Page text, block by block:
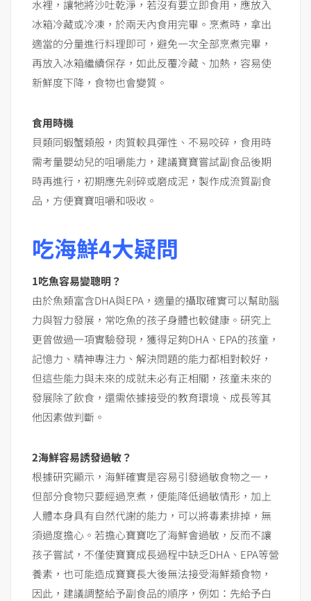
水裡，讓牠將沙吐乾淨，若沒有要立即食用，應放入
冰箱冷藏或冷凍，於兩天內食用完畢。烹煮時，拿出
適當的分量進行料理即可，避免一次全部烹煮完畢，
再放入冰箱繼續保存，如此反覆冷藏、加熱，容易使
新鮮度下降，食物也會變質。
食用時機
貝類同蝦蟹類般，肉質較具彈性、不易咬碎，食用時
需考量嬰幼兒的咀嚼能力，建議寶寶嘗試副食品後期
時再進行，初期應先剁碎或磨成泥，製作成流質副食
品，方便寶寶咀嚼和吸收。
吃海鮮4大疑問
1吃魚容易變聰明？
由於魚類富含DHA與EPA，適量的攝取確實可以幫助腦
力與智力發展，常吃魚的孩子身體也較健康。研究上
更曾做過一項實驗發現，獲得足夠DHA、EPA的孩童，
記憶力、精神專注力、解決問題的能力都相對較好，
但這些能力與未來的成就未必有正相關，孩童未來的
發展除了飲食，還需依據接受的教育環境、成長等其
他因素做判斷。
2海鮮容易誘發過敏？
根據研究顯示，海鮮確實是容易引發過敏食物之一，
但部分食物只要經過烹煮，便能降低過敏情形，加上
人體本身具有自然代謝的能力，可以將毒素排掉，無
須過度擔心。若擔心寶寶吃了海鮮會過敏，反而不讓
孩子嘗試，不僅使寶寶成長過程中缺乏DHA、EPA等營
養素，也可能造成寶寶長大後無法接受海鮮類食物，
因此，建議調整給予副食品的順序，例如：先給予白